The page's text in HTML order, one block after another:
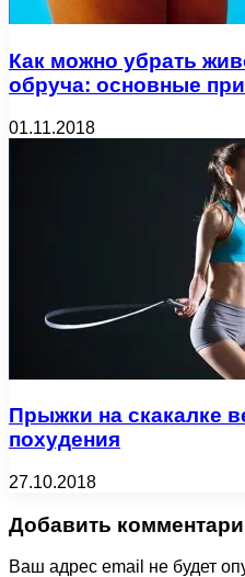
Как можно убрать
обруча: основные
01.11.2018
Прыжки на скакалке
похудения
27.10.2018
Добавить
Ваш адрес email не будет